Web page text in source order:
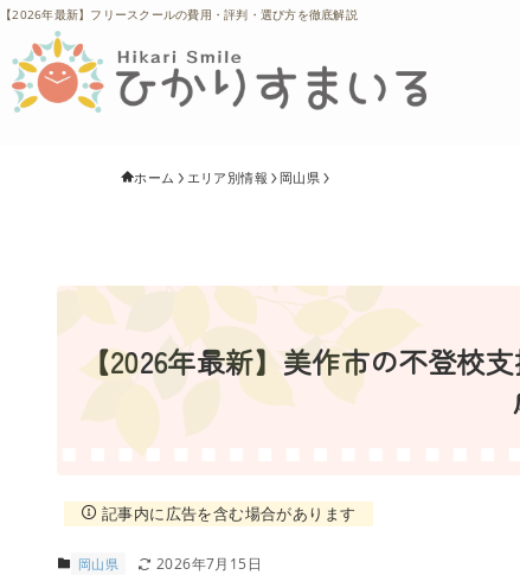
【2026年最新】フリースクールの費用・評判・選び方を徹底解説
ホーム エリア別情報 岡山県
【2026年最新】美作市の不登校
記事内に広告を含む場合があります
岡山県 2026年7月15日